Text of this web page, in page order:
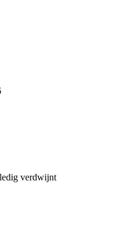
verdwijnt